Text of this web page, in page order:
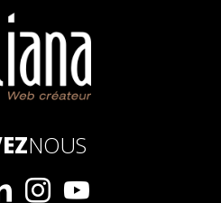
NOUS